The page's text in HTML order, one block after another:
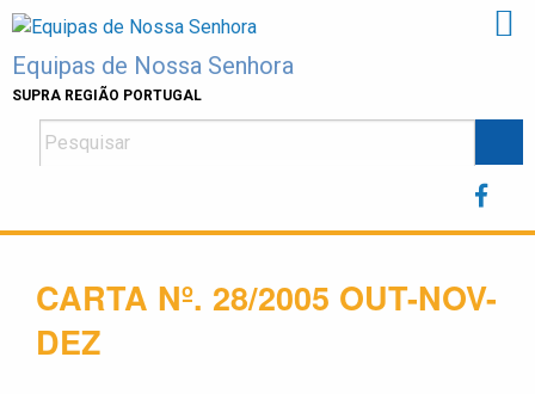
Skip
content
Equipas de Nossa Senhora
SUPRA REGIÃO PORTUGAL
CARTA Nº. 28/2005 OUT-NOV-
DEZ